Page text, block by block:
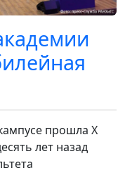
прошла X
лет назад